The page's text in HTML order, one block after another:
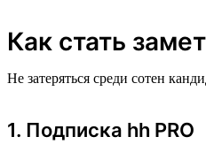
Как стать
Не затеряться среди сотен
1. Подписка hh PRO